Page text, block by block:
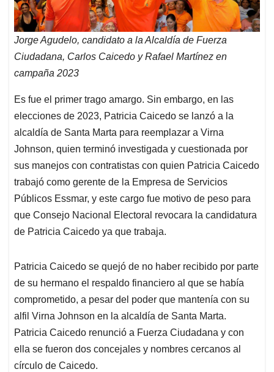
Jorge Agudelo, candidato a la Alcaldía de Fuerza
Ciudadana, Carlos Caicedo y Rafael Martínez en
campaña 2023
Es fue el primer trago amargo. Sin embargo, en las
elecciones de 2023, Patricia Caicedo se lanzó a la
alcaldía de Santa Marta para reemplazar a Virna
Johnson, quien terminó investigada y cuestionada por
sus manejos con contratistas con quien Patricia Caicedo
trabajó como gerente de la Empresa de Servicios
Públicos Essmar, y este cargo fue motivo de peso para
que Consejo Nacional Electoral revocara la candidatura
de Patricia Caicedo ya que trabaja.
Patricia Caicedo se quejó de no haber recibido por parte
de su hermano el respaldo financiero al que se había
comprometido, a pesar del poder que mantenía con su
alfil Virna Johnson en la alcaldía de Santa Marta.
Patricia Caicedo renunció a Fuerza Ciudadana y con
ella se fueron dos concejales y nombres cercanos al
círculo de Caicedo.